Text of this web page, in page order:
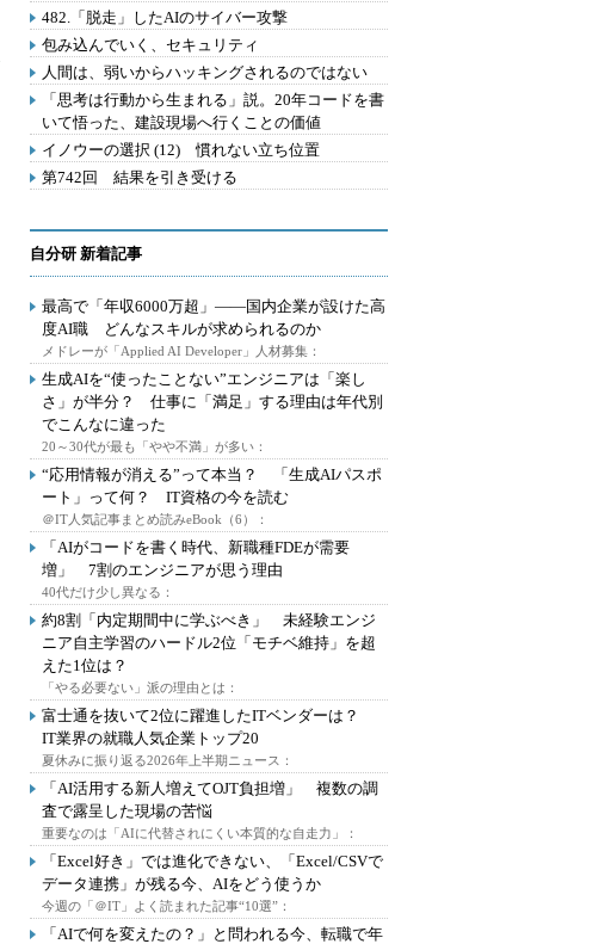
482.「脱走」したAIのサイバー攻撃
包み込んでいく、セキュリティ
人間は、弱いからハッキングされるのではない
「思考は行動から生まれる」説。20年コードを書
いて悟った、建設現場へ行くことの価値
イノウーの選択 (12) 慣れない立ち位置
第742回 結果を引き受ける
自分研 新着記事
最高で「年収6000万超」――国内企業が設けた高
度AI職 どんなスキルが求められるのか
メドレーが「Applied AI Developer」人材募集：
生成AIを“使ったことない”エンジニアは「楽し
さ」が半分？ 仕事に「満足」する理由は年代別
でこんなに違った
20～30代が最も「やや不満」が多い：
“応用情報が消える”って本当？ 「生成AIパスポ
ート」って何？ IT資格の今を読む
＠IT人気記事まとめ読みeBook（6）：
「AIがコードを書く時代、新職種FDEが需要
増」 7割のエンジニアが思う理由
40代だけ少し異なる：
約8割「内定期間中に学ぶべき」 未経験エンジ
ニア自主学習のハードル2位「モチベ維持」を超
えた1位は？
「やる必要ない」派の理由とは：
富士通を抜いて2位に躍進したITベンダーは？
IT業界の就職人気企業トップ20
夏休みに振り返る2026年上半期ニュース：
「AI活用する新人増えてOJT負担増」 複数の調
査で露呈した現場の苦悩
重要なのは「AIに代替されにくい本質的な自走力」：
「Excel好き」では進化できない、「Excel/CSVで
データ連携」が残る今、AIをどう使うか
今週の「＠IT」よく読まれた記事“10選”：
「AIで何を変えたの？」と問われる今、転職で年